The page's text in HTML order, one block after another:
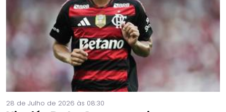
28 de Julho de 2026 às 08:30